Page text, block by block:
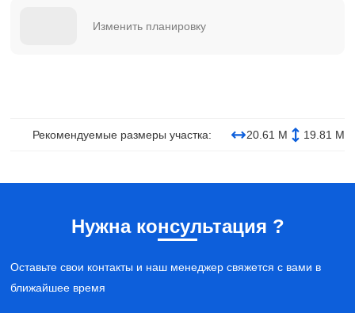
Изменить планировку
Рекомендуемые размеры участка: 20.61 М 19.81 М
Нужна консультация ?
Оставьте свои контакты и наш менеджер свяжется с вами в
ближайшее время